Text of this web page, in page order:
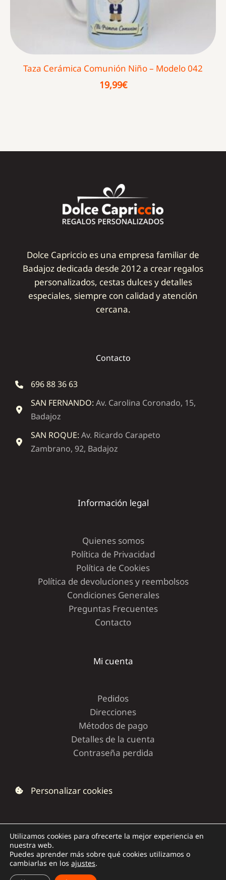
Taza Cerámica Comunión Niño – Modelo 042
19,99€
Dolce Capriccio es una empresa familiar de
Badajoz dedicada desde 2012 a crear regalos
personalizados, cestas dulces y detalles
especiales, siempre con calidad y atención
cercana.
Contacto
696 88 36 63
SAN FERNANDO: Av. Carolina Coronado, 15,
Badajoz
SAN ROQUE: Av. Ricardo Carapeto
Zambrano, 92, Badajoz
Información legal
Quienes somos
Política de Privacidad
Política de Cookies
Política de devoluciones y reembolsos
Condiciones Generales
Preguntas Frecuentes
Contacto
Mi cuenta
Pedidos
Direcciones
Métodos de pago
Detalles de la cuenta
Contraseña perdida
Personalizar cookies
Copyright © 2026 | Dolce Capriccio
Utilizamos cookies para ofrecerte la mejor experiencia en
nuestra web.
Puedes aprender más sobre qué cookies utilizamos o
cambiarlas en los ajustes.